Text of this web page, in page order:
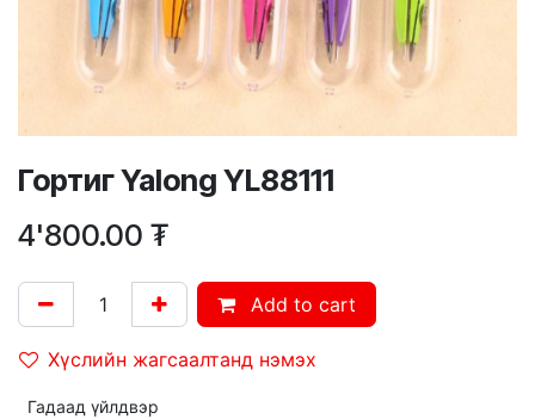
Гортиг Yalong YL88111
4'800.00 ₮
Add to cart
Хүслийн жагсаалтанд нэмэх
Гадаад үйлдвэр